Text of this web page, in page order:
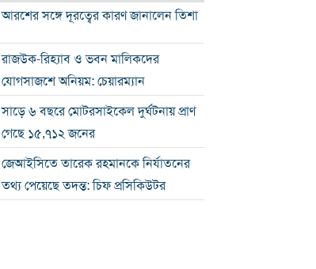
আরশের সঙ্গে দূরত্বের কারণ জানালেন তিশা
রাজউক-রিহ্যাব ও ভবন মালিকদের
যোগসাজশে অনিয়ম: চেয়ারম্যান
সাড়ে ৬ বছরে মোটরসাইকেল দুর্ঘটনায় প্রাণ
গেছে ১৫,৭১২ জনের
জেআইসিতে তারেক রহমানকে নির্যাতনের
তথ্য পেয়েছে তদন্ত: চিফ প্রসিকিউটর